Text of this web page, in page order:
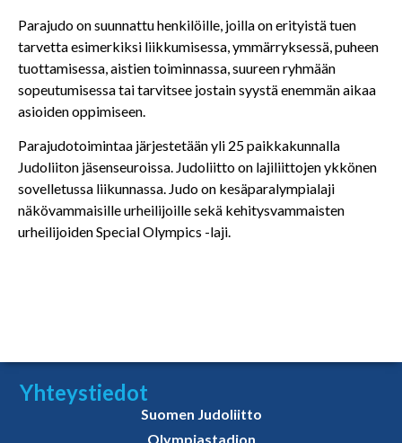
Parajudo on suunnattu henkilöille, joilla on erityistä tuen
tarvetta esimerkiksi liikkumisessa, ymmärryksessä, puheen
tuottamisessa, aistien toiminnassa, suureen ryhmään
sopeutumisessa tai tarvitsee jostain syystä enemmän aikaa
asioiden oppimiseen.
Parajudotoimintaa järjestetään yli 25 paikkakunnalla
Judoliiton jäsenseuroissa. Judoliitto on lajiliittojen ykkönen
sovelletussa liikunnassa. Judo on kesäparalympialaji
näkövammaisille urheilijoille sekä kehitysvammaisten
urheilijoiden Special Olympics -laji.
Yhteystiedot
Suomen Judoliitto
Olympiastadion